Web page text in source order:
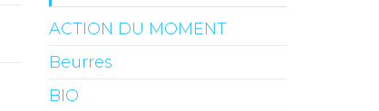
ACTION DU MOMENT
Beurres
BIO